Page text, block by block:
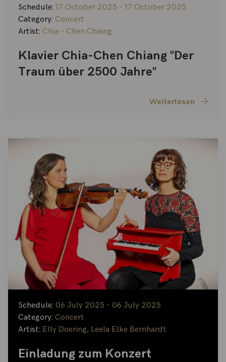
Schedule: 17 October 2025 - 17 October 2025
Category: Concert
Artist: Chia - Chen Chiang
Klavier Chia-Chen Chiang "Der
Traum über 2500 Jahre"
Weiterlesen
Schedule: 06 July 2025 - 06 July 2025
Category: Concert
Artist: Elly Doering, Leela Elke Bernhardt
Einladung zum Konzert